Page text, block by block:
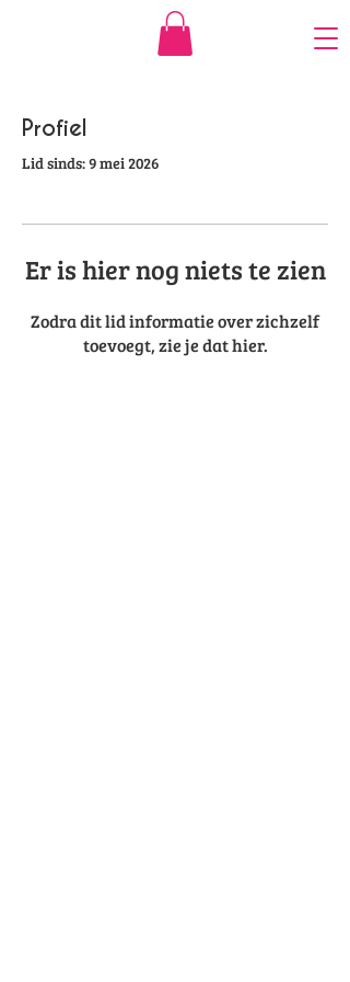
Profiel
Lid sinds: 9 mei 2026
Er is hier nog niets te zien
Zodra dit lid informatie over zichzelf
toevoegt, zie je dat hier.